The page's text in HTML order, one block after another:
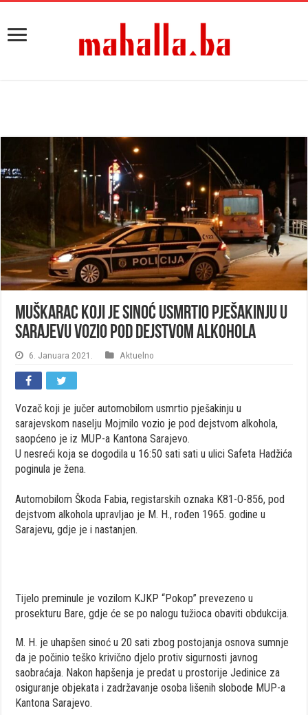
Muškarac koji je sinoć usmrtio pješakinju u
Sarajevu vozio pod dejstvom alkohola
6. Januara 2021. Aktuelno
Vozač koji je jučer automobilom usmrtio pješakinju u
sarajevskom naselju Mojmilo vozio je pod dejstvom alkohola,
saopćeno je iz MUP-a Kantona Sarajevo.
U nesreći koja se dogodila u 16:50 sati sati u ulici Safeta Hadžića
poginula je žena.
Automobilom Škoda Fabia, registarskih oznaka K81-O-856, pod
dejstvom alkohola upravljao je M. H., rođen 1965. godine u
Sarajevu, gdje je i nastanjen.
Tijelo preminule je vozilom KJKP “Pokop” prevezeno u
prosekturu Bare, gdje će se po nalogu tužioca obaviti obdukcija.
M. H. je uhapšen sinoć u 20 sati zbog postojanja osnova sumnje
da je počinio teško krivično djelo protiv sigurnosti javnog
saobraćaja. Nakon hapšenja je predat u prostorije Jedinice za
osiguranje objekata i zadržavanje osoba lišenih slobode MUP-a
Kantona Sarajevo.